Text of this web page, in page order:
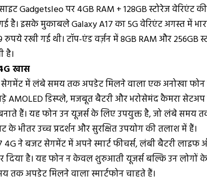
Gadgetsleo पर 4GB RAM + 128GB स्टोरेज
है। इसके मुकाबले Galaxy A17 का 5G वेरिएंट अगस्त में
रखी गई थी। टॉप-एंड वर्ज़न में 8GB RAM और 256GB
है।
खास
सेगमेंट में लंबे समय तक अपडेट मिलने वाला एक अनोखा
AMOLED डिस्प्ले, मजबूत बैटरी और भरोसेमंद कैमरा सेटअप
हैं। यह फोन उन यूजर्स के लिए उपयुक्त है, जो लंबे समय
भीतर उच्च प्रदर्शन और सुरक्षित उपयोग की तलाश में हैं।
4G ने बजट सेगमेंट में अपने स्मार्ट फीचर्स, लंबी बैटरी
दिया है। यह फोन न केवल शुरुआती यूजर्स बल्कि उन लोगों
तक अपडेट मिलने वाला स्मार्टफोन चाहते हैं।